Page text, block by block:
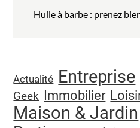
l’article
Huile à barbe : prenez
Actualité Entreprise
Geek Immobilier
Maison & Jardin